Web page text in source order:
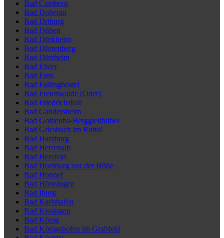
Bad Camberg
Bad Doberan
Bad Driburg
Bad Düben
Bad Dürkheim
Bad Dürrenberg
Bad Dürrheim
Bad Elster
Bad Ems
Bad Fallingbostel
Bad Freienwalde (Oder)
Bad Friedrichshall
Bad Gandersheim
Bad Gottleuba-Berggießhübel
Bad Griesbach im Rottal
Bad Harzburg
Bad Herrenalb
Bad Hersfeld
Bad Homburg vor der Höhe
Bad Honnef
Bad Hönningen
Bad Iburg
Bad Karlshafen
Bad Kissingen
Bad König
Bad Königshofen im Grabfeld